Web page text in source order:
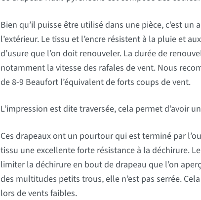
Bien qu’il puisse être utilisé dans une pièce, c’est
l’extérieur. Le tissu et l’encre résistent à la pluie et
d’usure que l’on doit renouveler. La durée de
notamment la vitesse des rafales de vent. Nous
de 8-9 Beaufort l’équivalent de forts coups de vent.
L’impression est dite traversée, cela permet d’avoir
Ces drapeaux ont un pourtour qui est terminé par
tissu une excellente forte résistance à la déchirure.
limiter la déchirure en bout de drapeau que l’on
des multitudes petits trous, elle n’est pas serrée.
lors de vents faibles.